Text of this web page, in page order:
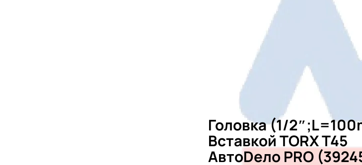
Головка (1/
Вставкой TORX T45
АвтоDело PRO